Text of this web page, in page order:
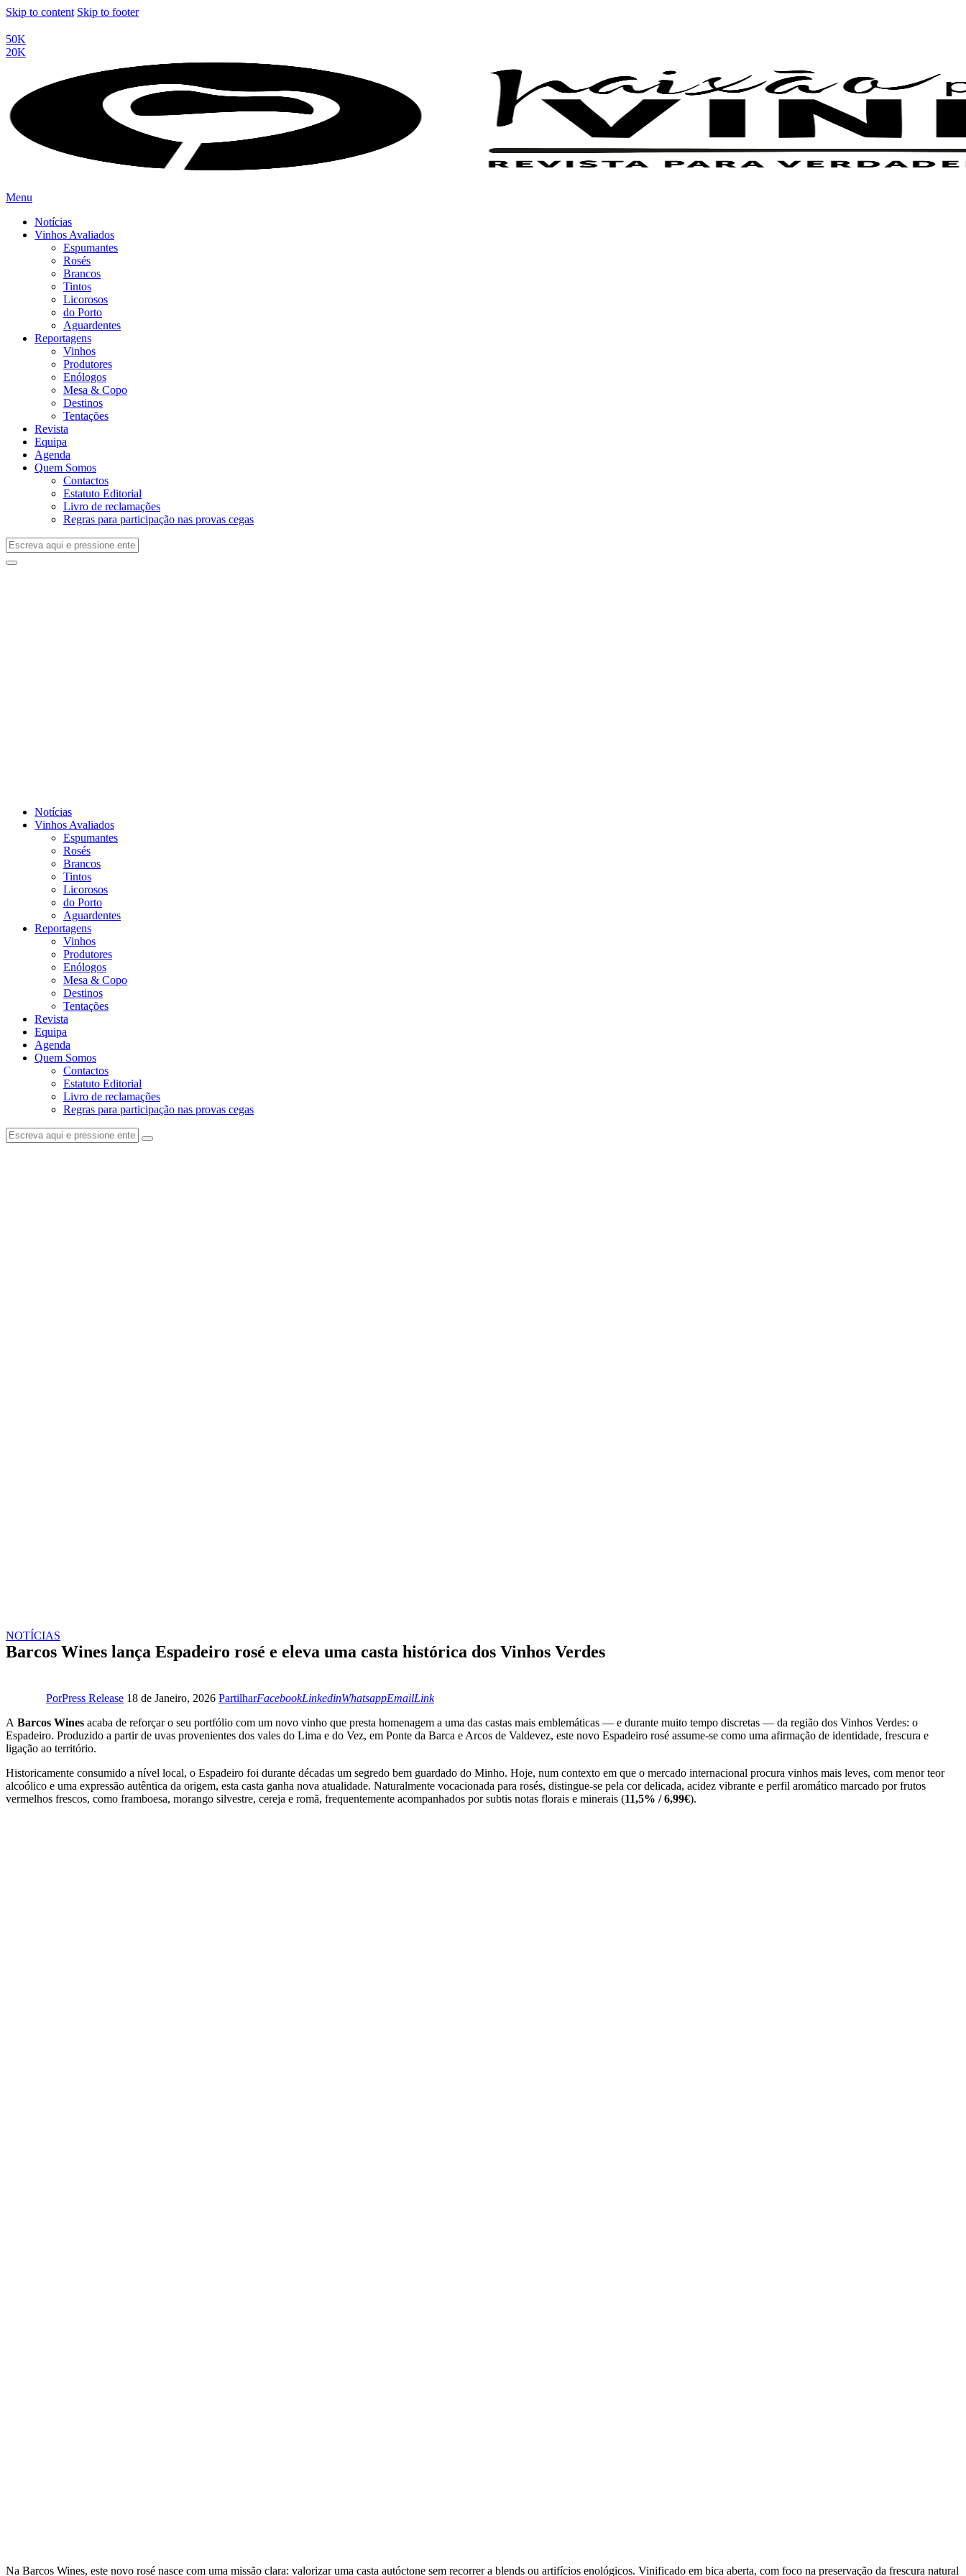
Skip to content Skip to footer
50K
20K
Menu
Notícias
Vinhos Avaliados
Espumantes
Rosés
Brancos
Tintos
Licorosos
do Porto
Aguardentes
Reportagens
Vinhos
Produtores
Enólogos
Mesa & Copo
Destinos
Tentações
Revista
Equipa
Agenda
Quem Somos
Contactos
Estatuto Editorial
Livro de reclamações
Regras para participação nas provas cegas
Notícias
Vinhos Avaliados
Espumantes
Rosés
Brancos
Tintos
Licorosos
do Porto
Aguardentes
Reportagens
Vinhos
Produtores
Enólogos
Mesa & Copo
Destinos
Tentações
Revista
Equipa
Agenda
Quem Somos
Contactos
Estatuto Editorial
Livro de reclamações
Regras para participação nas provas cegas
NOTÍCIAS
Barcos Wines lança Espadeiro rosé e eleva uma casta histórica dos Vinhos Verdes
PorPress Release 18 de Janeiro, 2026 PartilharFacebookLinkedinWhatsappEmailto
clipboard
Link
A Barcos Wines acaba de reforçar o seu portfólio com um novo vinho que presta homenagem a uma das castas mais emblemáticas — e durante muito tempo discretas — da região dos Vinhos Verdes: o
Espadeiro. Produzido a partir de uvas provenientes dos vales do Lima e do Vez, em Ponte da Barca e Arcos de Valdevez, este novo Espadeiro rosé assume-se como uma afirmação de identidade, frescura e
ligação ao território.
Historicamente consumido a nível local, o Espadeiro foi durante décadas um segredo bem guardado do Minho. Hoje, num contexto em que o mercado internacional procura vinhos mais leves, com menor teor
alcoólico e uma expressão autêntica da origem, esta casta ganha nova atualidade. Naturalmente vocacionada para rosés, distingue-se pela cor delicada, acidez vibrante e perfil aromático marcado por frutos
vermelhos frescos, como framboesa, morango silvestre, cereja e romã, frequentemente acompanhados por subtis notas florais e minerais (11,5% / 6,99€).
Na Barcos Wines, este novo rosé nasce com uma missão clara: valorizar uma casta autóctone sem recorrer a blends ou artifícios enológicos. Vinificado em bica aberta, com foco na preservação da frescura natural